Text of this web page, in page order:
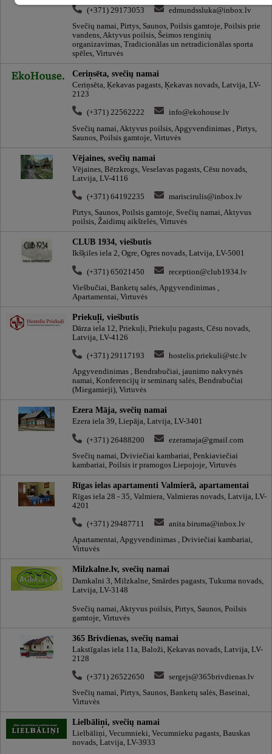
(+371) 29173053
edmundssluka@inbox.lv
Svečių namai, Pirtys, Saunos, Poilsis gamtoje, Poilsis prie
vandens, Aktyvus poilsis, Šeimos renginių
organizavimas, Tradicionālas un netradicionālas sporta
spēles, Virtuvės
Ceriņsēta, svečių namai
Ceriņsēta, Ķekavas pagasts, Ķekavas novads, Latvija, LV-
2123
(+371) 22562222
info@ekohouse.lv
Svečių namai, Aktyvus poilsis, Apgyvendinimas , Pirtys,
Saunos, Poilsis gamtoje, Virtuvės
Vējaines, svečių namai
Vējaines, Bērzkrogs, Veselavas pagasts, Cēsu novads,
Latvija, LV-4116
(+371) 64192235
mariscirulis@inbox.lv
Pirtys, Saunos, Poilsis gamtoje, Svečių namai, Aktyvus
poilsis, Žaidimų aikštelės, Virtuvės
CLUB 1934, viešbutis
Ikšķiles iela 2, Ogre, Ogres novads, Latvija, LV-5001
(+371) 65021450
reception@club1934.lv
Viešbučiai, Banketų salės, Apgyvendinimas ,
Apartamentai, Virtuvės
Priekuļi, viešbutis
Dārza iela 12, Priekuļi, Priekuļu pagasts, Cēsu novads,
Latvija, LV-4126
(+371) 29117193
hostelis.priekuli@stc.lv
Apgyvendinimas , Bendrabučiai, jaunimo nakvynės
namai, Konferencijų ir seminarų salės, Bendrabučiai
(Miegamieji), Virtuvės
Ezera Māja, svečių namai
Ezera iela 39, Liepāja, Latvija, LV-3401
(+371) 26488200
ezeramaja@gmail.com
Svečių namai, Dviviečiai kambariai, Penkiaviečiai
kambariai, Poilsis ir pramogos Liepojoje, Virtuvės
Rīgas ielas apartamenti Valmierā, apartamentai
Rīgas iela 28 - 35, Valmiera, Valmieras novads, Latvija, LV-
4201
(+371) 29487711
anita.biruma@inbox.lv
Apartamentai, Apgyvendinimas , Dviviečiai kambariai,
Virtuvės
Milzkalne.lv, svečių namai
Damkalni 3, Milzkalne, Smārdes pagasts, Tukuma novads,
Latvija, LV-3148
Svečių namai, Aktyvus poilsis, Pirtys, Saunos, Poilsis
gamtoje, Virtuvės
365 Brivdienas, svečių namai
Lakstīgalas iela 11a, Baloži, Ķekavas novads, Latvija, LV-
2128
(+371) 26522650
sergejs@365brivdienas.lv
Svečių namai, Pirtys, Saunos, Banketų salės, Baseinai,
Virtuvės
Lielbāliņi, svečių namai
Lielbāliņi, Vecumnieki, Vecumnieku pagasts, Bauskas
novads, Latvija, LV-3933